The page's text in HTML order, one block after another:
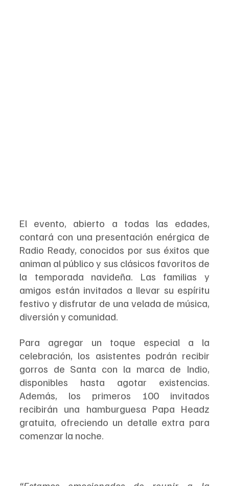
El evento, abierto a todas las edades,
contará con una presentación enérgica de
Radio Ready, conocidos por sus éxitos que
animan al público y sus clásicos favoritos de
la temporada navideña. Las familias y
amigos están invitados a llevar su espíritu
festivo y disfrutar de una velada de música,
diversión y comunidad.
Para agregar un toque especial a la
celebración, los asistentes podrán recibir
gorros de Santa con la marca de Indio,
disponibles hasta agotar existencias.
Además, los primeros 100 invitados
recibirán una hamburguesa Papa Headz
gratuita, ofreciendo un detalle extra para
comenzar la noche.